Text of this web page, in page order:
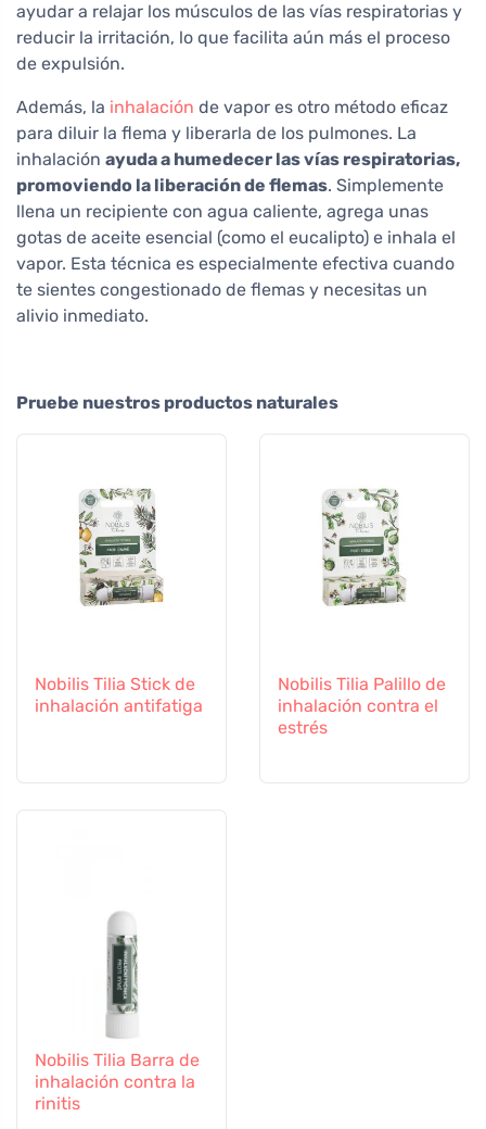
ayudar a relajar los músculos de las vías respiratorias y
reducir la irritación, lo que facilita aún más el proceso
de expulsión.
Además, la inhalación de vapor es otro método eficaz
para diluir la flema y liberarla de los pulmones. La
inhalación ayuda a humedecer las vías respiratorias,
promoviendo la liberación de flemas. Simplemente
llena un recipiente con agua caliente, agrega unas
gotas de aceite esencial (como el eucalipto) e inhala el
vapor. Esta técnica es especialmente efectiva cuando
te sientes congestionado de flemas y necesitas un
alivio inmediato.
Pruebe nuestros productos naturales
Nobilis Tilia Stick de
inhalación antifatiga
Nobilis Tilia Palillo de
inhalación contra el
estrés
Nobilis Tilia Barra de
inhalación contra la
rinitis